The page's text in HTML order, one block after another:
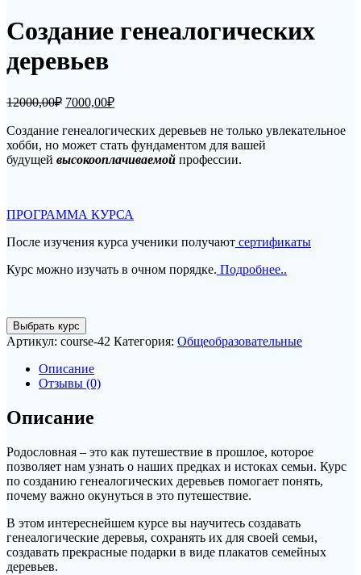
Создание генеалогических
деревьев
12000,00₽ Первоначальная
составляла
12000,00₽.
7000,00₽Текущая
7000,00₽.
Создание генеалогических деревьев не только увлекательное
хобби, но может стать фундаментом для вашей
будущей высокооплачиваемой профессии.
ПРОГРАММА КУРСА
После изучения курса ученики получают сертификаты
Курс можно изучать в очном порядке. Подробнее..
Количество
товара
Создание
генеалогических
деревьев
Выбрать курс
Артикул: course-42 Категория: Общеобразовательные
Описание
Отзывы (0)
Описание
Родословная – это как путешествие в прошлое, которое
позволяет нам узнать о наших предках и истоках семьи. Курс
по созданию генеалогических деревьев помогает понять,
почему важно окунуться в это путешествие.
В этом интереснейшем курсе вы научитесь создавать
генеалогические деревья, сохранять их для своей семьи,
создавать прекрасные подарки в виде плакатов семейных
деревьев.